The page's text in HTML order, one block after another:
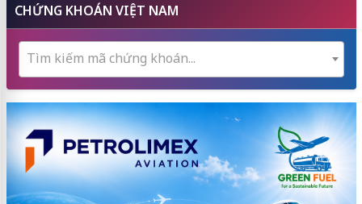
CHỨNG KHOÁN VIỆT NAM
Tìm kiếm mã chứng khoán...